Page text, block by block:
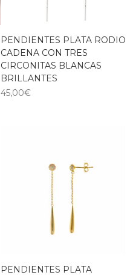
PENDIENTES PLATA RODIO
CADENA CON TRES
CIRCONITAS BLANCAS
BRILLANTES
45,00€
PENDIENTES PLATA